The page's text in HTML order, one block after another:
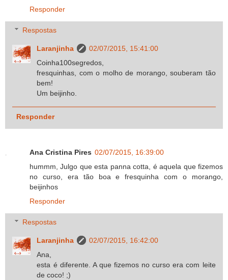
Responder
Respostas
Laranjinha
02/07/2015, 15:41:00
Coinha100segredos,
fresquinhas, com o molho de morango, souberam tão
bem!
Um beijinho.
Responder
Ana Cristina Pires 02/07/2015, 16:39:00
hummm, Julgo que esta panna cotta, é aquela que fizemos
no curso, era tão boa e fresquinha com o morango,
beijinhos
Responder
Respostas
Laranjinha
02/07/2015, 16:42:00
Ana,
esta é diferente. A que fizemos no curso era com leite
de coco! ;)